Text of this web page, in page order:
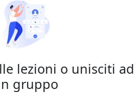
lezioni o unisciti ad
gruppo